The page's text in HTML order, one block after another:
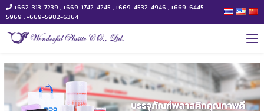
+662-313-7239 , +669-1742-4245 , +669-4532-4946 , +669-6445-
5969 , +669-5982-6364